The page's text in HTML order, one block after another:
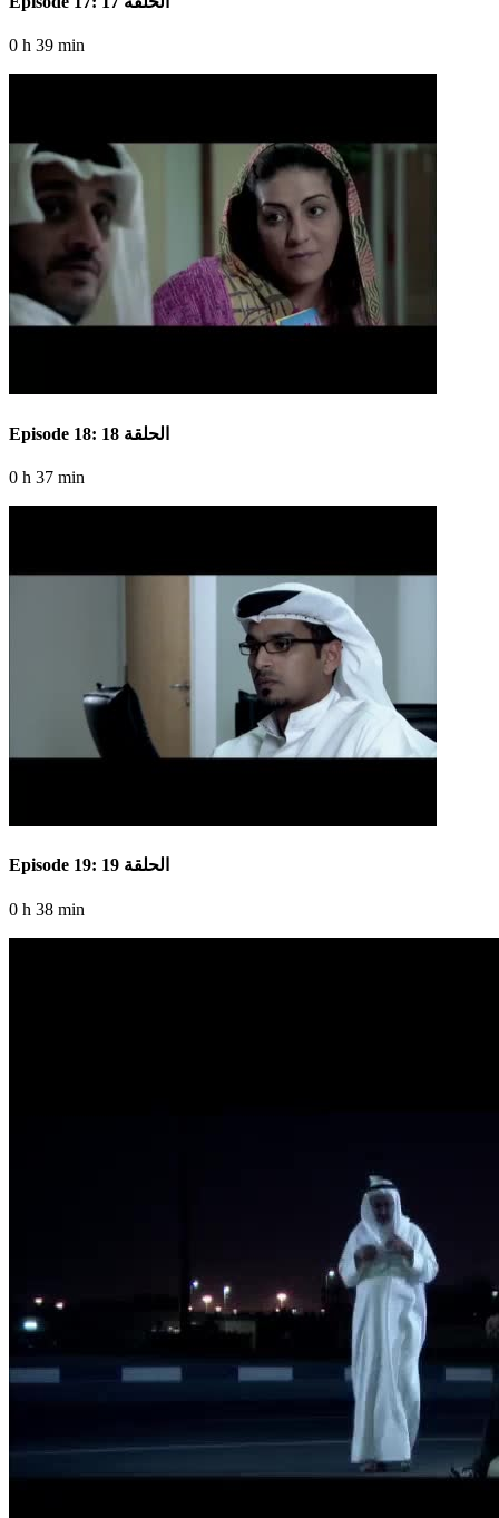
0 h 39 min
Episode 18: الحلقة 18
0 h 37 min
Episode 19: الحلقة 19
0 h 38 min